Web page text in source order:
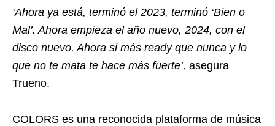
‘Ahora ya está, terminó el 2023, terminó ‘Bien o
Mal’. Ahora empieza el año nuevo, 2024, con el
disco nuevo. Ahora si más ready que nunca y lo
que no te mata te hace más fuerte’, asegura
Trueno.
COLORS es una reconocida plataforma de música